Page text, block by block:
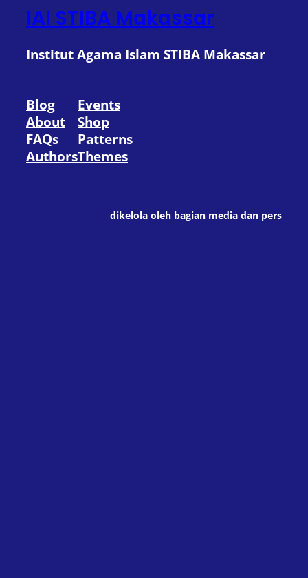
IAI STIBA Makassar
Institut Agama Islam STIBA Makassar
Blog
About
FAQs
Authors
Events
Shop
Patterns
Themes
dikelola oleh bagian media dan pers